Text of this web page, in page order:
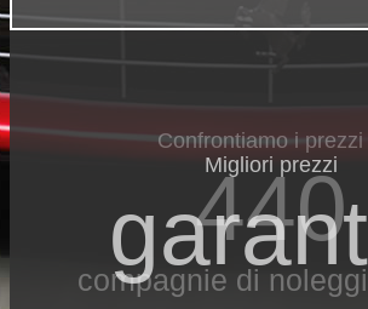
Confrontiamo i prezzi
440
compagnie di
Migliori prezzi